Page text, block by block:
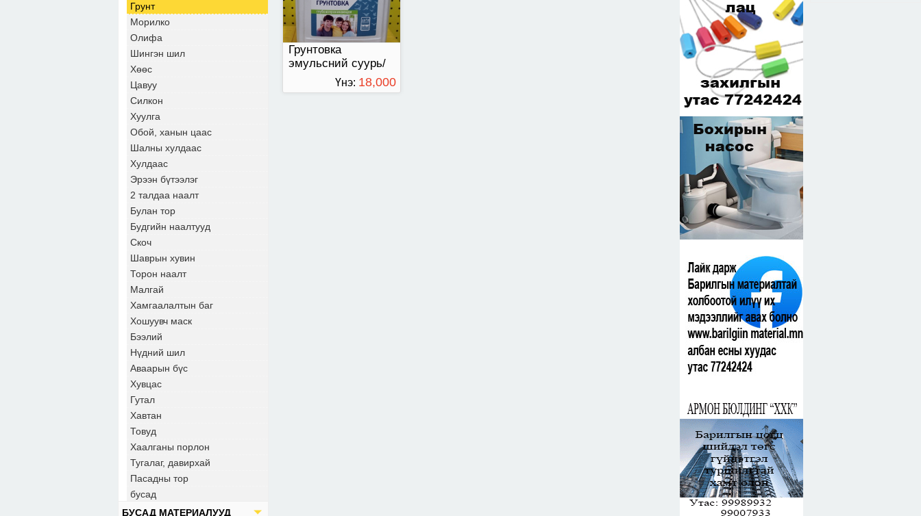
Грунт
Морилко
Олифа
Шингэн шил
Хөөс
Цавуу
Силкон
Хуулга
Обой, ханын цаас
Шалны хулдаас
Хулдаас
Эрээн бүтээлэг
2 талдаа наалт
Булан тор
Будгийн наалтууд
Скоч
Шаврын хувин
Торон наалт
Малгай
Хамгаалалтын баг
Хошуувч маск
Бээлий
Нүдний шил
Аваарын бүс
Хувцас
Гутал
Хавтан
Товуд
Хаалганы порлон
Тугалаг, давирхай
Пасадны тор
бусад
БУСАД МАТЕРИАЛУУД
Грунтовка
эмульсний суурь/
Үнэ: 18,000